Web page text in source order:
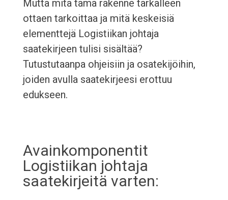
Mutta mitä tämä rakenne tarkalleen
ottaen tarkoittaa ja mitä keskeisiä
elementtejä Logistiikan johtaja
saatekirjeen tulisi sisältää?
Tutustutaanpa ohjeisiin ja osatekijöihin,
joiden avulla saatekirjeesi erottuu
edukseen.
Avainkomponentit
Logistiikan johtaja
saatekirjeitä varten: